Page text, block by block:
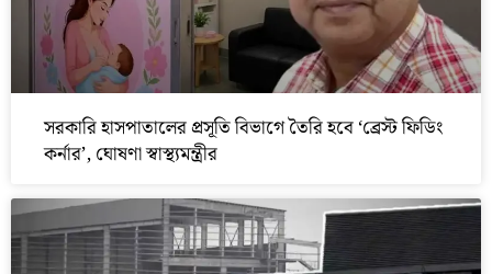
সরকারি হাসপাতালের প্রসূতি বিভাগে তৈরি হবে ‘ব্রেস্ট ফিডিং
কর্নার’, ঘোষণা স্বাস্থ্যমন্ত্রীর